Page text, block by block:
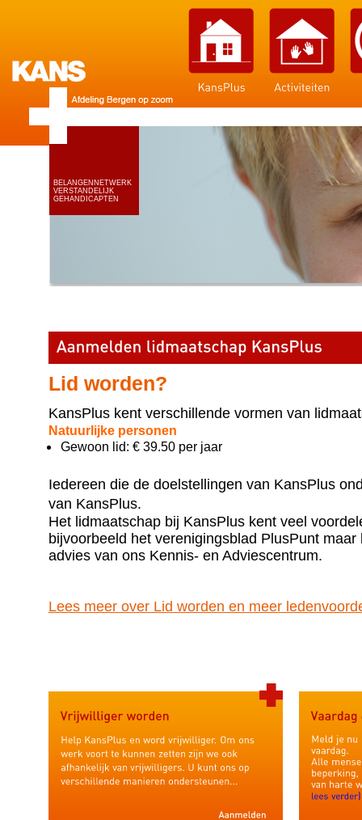
BELANGENNETWERK
VERSTANDELIJK
GEHANDICAPTEN
Lid worden?
KansPlus kent verschillende vormen van
Natuurlijke personen
Gewoon lid: € 39.50 per jaar
Iedereen die de doelstellingen van KansPlus
van KansPlus.
Het lidmaatschap bij KansPlus kent veel
bijvoorbeeld het verenigingsblad PlusPunt
advies van ons Kennis- en Adviescentrum.
Lees meer over Lid worden en meer